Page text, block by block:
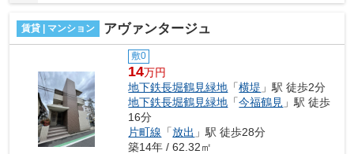
賃貸 | マンション アヴァンタージュ
敷0
14万円
地下鉄長堀鶴見緑地 「横堤 」駅 徒歩2分
地下鉄長堀鶴見緑地 「今福鶴見 」駅 徒歩
16分
片町線 「放出 」駅 徒歩28分
築14年 / 62.32㎡